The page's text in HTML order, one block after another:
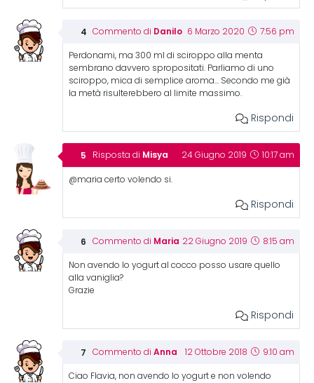
Commento di Danilo 6 Marzo 2020 7:56 pm
Perdonami, ma 300 ml di sciroppo alla menta
sembrano davvero spropositati. Parliamo di uno
sciroppo, mica di semplice aroma… Secondo me già
la metà risulterebbero al limite massimo.
Rispondi
Risposta di Misya 24 Giugno 2019 10:17 am
@maria certo volendo si.
Rispondi
Commento di Maria 22 Giugno 2019 8:15 am
Non avendo lo yogurt al cocco posso usare quello
alla vaniglia?
Grazie
Rispondi
Commento di Anna 12 Ottobre 2018 9:10 am
Ciao Flavia, non avendo lo yogurt e non volendo